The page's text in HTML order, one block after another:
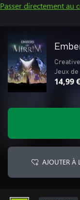
Passer directement au
Jeux
14,99 €
AJOUTER À